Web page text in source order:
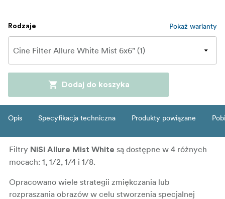
Rodzaje Pokaż warianty
Dodaj do koszyka
Opis Specyfikacja techniczna Produkty powiązane
Filtry NiSi Allure Mist White są dostępne w 4 różnych
mocach: 1, 1/2, 1/4 i 1/8.
Opracowano wiele strategii zmiękczania lub
rozpraszania obrazów w celu stworzenia specjalnej